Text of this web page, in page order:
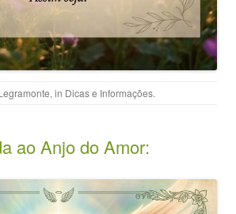
, in Dicas e Informações.
ao Anjo do Amor: